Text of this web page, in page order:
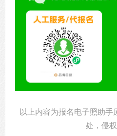
以上内容为报名电子照助手
处，侵